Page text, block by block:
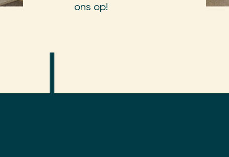
ons op!